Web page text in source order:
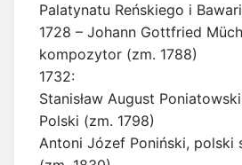
Palatynatu Reńskiego i
1728 – Johann Gottfried
kompozytor (zm. 1788)
1732:
Stanisław August
Polski (zm. 1798)
Antoni Józef Poniński, polski